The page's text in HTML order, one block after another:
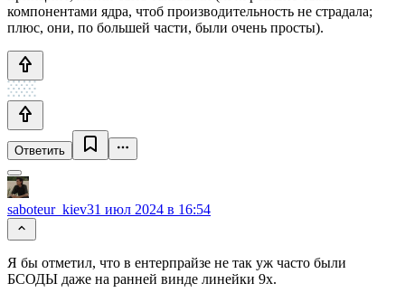
компонентами ядра, чтоб производительность не страдала;
плюс, они, по большей части, были очень просты).
Ответить
saboteur_kiev31 июл 2024 в 16:54
Я бы отметил, что в ентерпрайзе не так уж часто были
БСОДЫ даже на ранней винде линейки 9x.